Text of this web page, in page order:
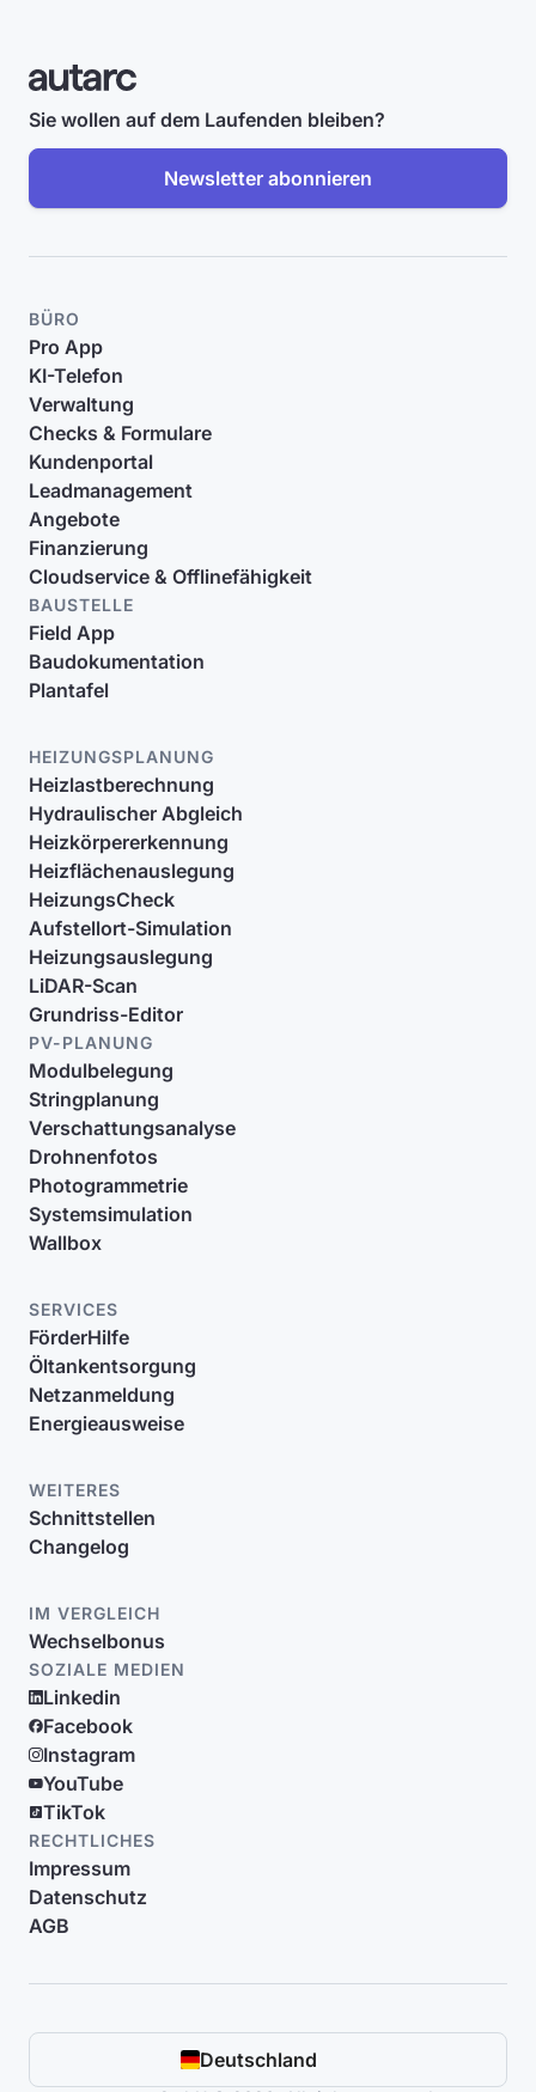
Sie wollen auf dem Laufenden bleiben?
Newsletter abonnieren
BÜRO
Pro App
KI-Telefon
Verwaltung
Checks & Formulare
Kundenportal
Leadmanagement
Angebote
Finanzierung
Cloudservice & Offlinefähigkeit
BAUSTELLE
Field App
Baudokumentation
Plantafel
HEIZUNGSPLANUNG
Heizlastberechnung
Hydraulischer Abgleich
Heizkörpererkennung
Heizflächenauslegung
HeizungsCheck
Aufstellort-Simulation
Heizungsauslegung
LiDAR-Scan
Grundriss-Editor
PV-PLANUNG
Modulbelegung
Stringplanung
Verschattungsanalyse
Drohnenfotos
Photogrammetrie
Systemsimulation
Wallbox
SERVICES
FörderHilfe
Öltankentsorgung
Netzanmeldung
Energieausweise
WEITERES
Schnittstellen
Changelog
IM VERGLEICH
Wechselbonus
SOZIALE MEDIEN
Linkedin
Facebook
Instagram
YouTube
TikTok
RECHTLICHES
Impressum
Datenschutz
AGB
Deutschland